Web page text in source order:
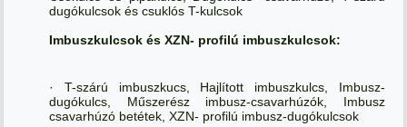
dugókulcsok és csuklós T-kulcsok
Imbuszkulcsok és XZN- profilú imbuszkulcsok:
· T-szárú imbuszkucs, Hajlított imbuszkulcs, Imbusz-
dugókulcs, Műszerész imbusz-csavarhúzók, Imbusz
csavarhúzó betétek, XZN- profilú imbusz-dugókulcsok